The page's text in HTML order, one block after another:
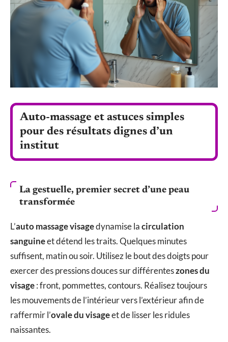
Auto-massage et astuces simples
pour des résultats dignes d’un
institut
La gestuelle, premier secret d’une peau
transformée
L’auto massage visagedynamise lacirculation
sanguineet détend les traits. Quelques minutes
suffisent, matin ou soir. Utilisez le bout des doigts pour
exercer des pressions douces sur différenteszones du
visage: front, pommettes, contours. Réalisez toujours
les mouvements de l’intérieur vers l’extérieur afin de
raffermir l’ovale du visageet de lisser les ridules
naissantes.